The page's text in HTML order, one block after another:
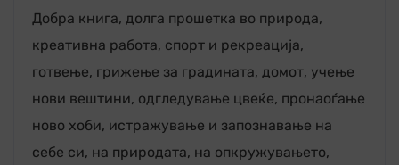
Добра книга, долга прошетка во природа,
креативна работа, спорт и рекреација,
готвење, грижење за градината, домот, учење
нови вештини, одгледување цвеќе, пронаоѓање
ново хоби, истражување и запознавање на
себе си, на природата, на опкружувањето,